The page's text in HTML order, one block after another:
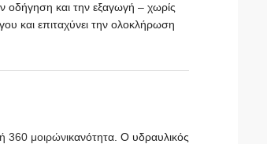
οδήγηση και την εξαγωγή – χωρίς
και επιταχύνει την ολοκλήρωση
360 μοιρώνικανότητα. Ο υδραυλικός